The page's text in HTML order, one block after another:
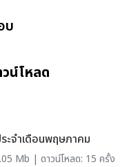
บ
วน์โหลด
ะจำเดือนพฤษภาคม
Mb | ดาวน์โหลด: 15 ครั้ง